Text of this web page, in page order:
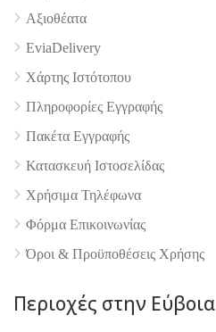
Αξιοθέατα
EviaDelivery
Χάρτης Ιστότοπου
Πληροφορίες Εγγραφής
Πακέτα Εγγραφής
Κατασκευή Ιστοσελίδας
Χρήσιμα Τηλέφωνα
Φόρμα Επικοινωνίας
Όροι & Προϋποθέσεις Xρήσης
Περιοχές στην Εύβοια